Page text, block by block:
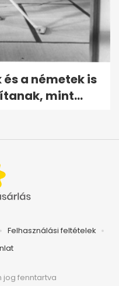
a németek is
mint...
Felhasználási feltételek
jog fenntartva